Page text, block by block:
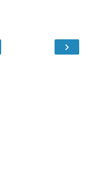
›